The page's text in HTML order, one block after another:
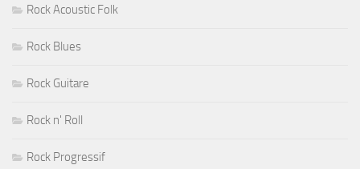
Rock Acoustic Folk
Rock Blues
Rock Guitare
Rock n' Roll
Rock Progressif